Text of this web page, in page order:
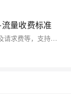
量收费标准
阿里云对象存储OSS收费标准包含存储费、流量费及请求费等，支持按量付费与包年包月两种模式。标准型本地冗余存储按量付费价格为0.09元/GB/月，包年包月500GB预留空间优惠价118元/年。流量费仅收取公网出方向费用，忙时0.50元/GB，闲时0.25元/GB。更多详情可参考官方页面。